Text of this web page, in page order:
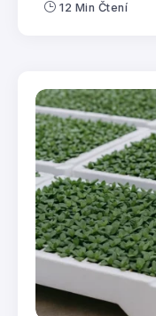
12 Min Čtení